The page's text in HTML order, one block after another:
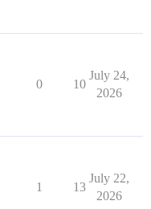
0 10
July 24,
2026
1 13
July 22,
2026